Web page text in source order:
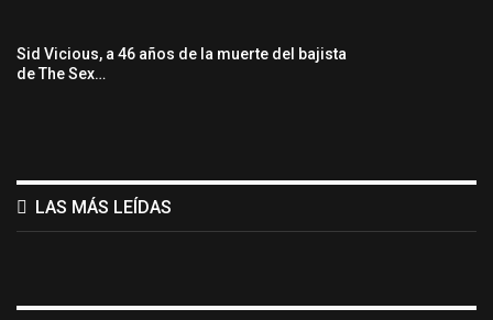
Sid Vicious, a 46 años de la muerte del bajista
de The Sex…
LAS MÁS LEÍDAS